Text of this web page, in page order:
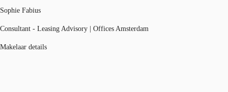
Sophie Fabius
Consultant - Leasing Advisory | Offices Amsterdam
Makelaar details